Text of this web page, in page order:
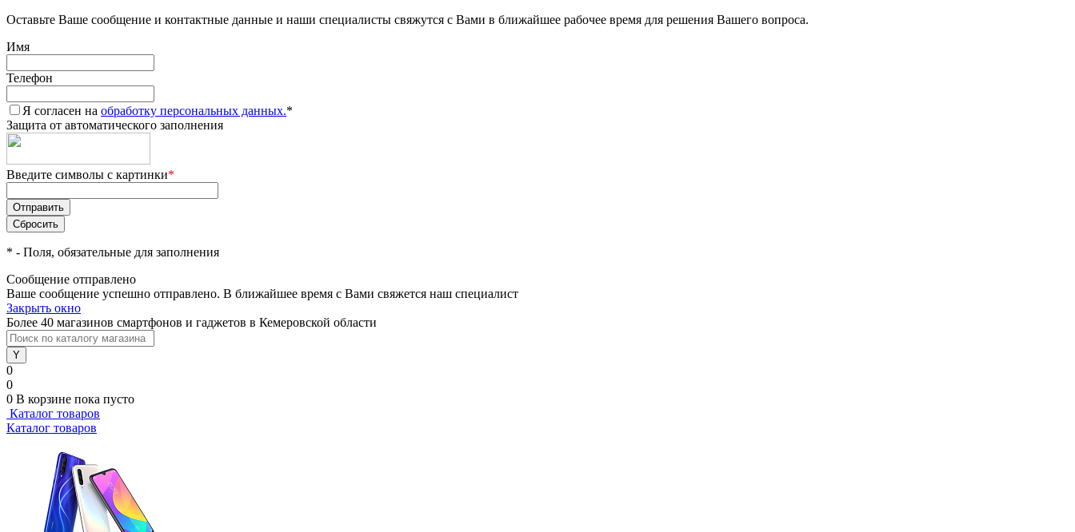
Оставьте Ваше сообщение и контактные данные и наши специалисты свяжутся с Вами в ближайшее рабочее время для решения Вашего вопроса.
Имя
Телефон
Я согласен на обработку персональных данных.*
Защита от автоматического заполнения
Введите символы с картинки*
* - Поля, обязательные для заполнения
Сообщение отправлено
Ваше сообщение успешно отправлено. В ближайшее время с Вами свяжется наш специалист
Закрыть окно
Более 40 магазинов смартфонов и гаджетов в Кемеровской области
0
0
0 В корзине пока пусто
Каталог товаров
Каталог товаров